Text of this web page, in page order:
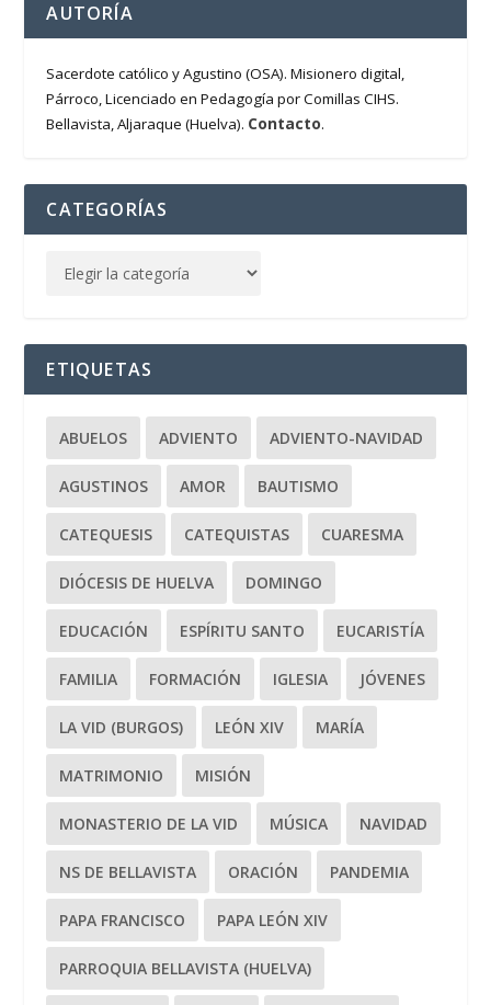
AUTORÍA
Sacerdote católico y Agustino (OSA). Misionero digital,
Párroco, Licenciado en Pedagogía por Comillas CIHS.
Bellavista, Aljaraque (Huelva). Contacto.
CATEGORÍAS
ETIQUETAS
ABUELOS ADVIENTO ADVIENTO-NAVIDAD
AGUSTINOS AMOR BAUTISMO
CATEQUESIS CATEQUISTAS CUARESMA
DIÓCESIS DE HUELVA DOMINGO
EDUCACIÓN ESPÍRITU SANTO EUCARISTÍA
FAMILIA FORMACIÓN IGLESIA JÓVENES
LA VID (BURGOS) LEÓN XIV MARÍA
MATRIMONIO MISIÓN
MONASTERIO DE LA VID MÚSICA NAVIDAD
NS DE BELLAVISTA ORACIÓN PANDEMIA
PAPA FRANCISCO PAPA LEÓN XIV
PARROQUIA BELLAVISTA (HUELVA)